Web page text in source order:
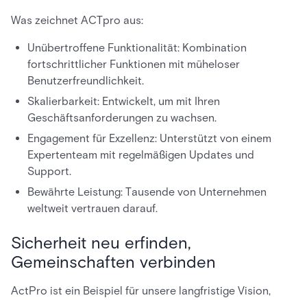
Was zeichnet ACTpro aus:
Unübertroffene Funktionalität: Kombination
fortschrittlicher Funktionen mit müheloser
Benutzerfreundlichkeit.
Skalierbarkeit: Entwickelt, um mit Ihren
Geschäftsanforderungen zu wachsen.
Engagement für Exzellenz: Unterstützt von einem
Expertenteam mit regelmäßigen Updates und
Support.
Bewährte Leistung: Tausende von Unternehmen
weltweit vertrauen darauf.
Sicherheit neu erfinden,
Gemeinschaften verbinden
ActPro ist ein Beispiel für unsere langfristige Vision,